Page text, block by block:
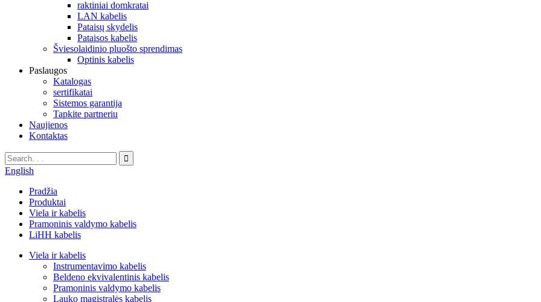
raktiniai domkratai
LAN kabelis
Pataisų skydelis
Pataisos kabelis
Šviesolaidinio pluošto sprendimas
Optinis kabelis
Paslaugos
Katalogas
sertifikatai
Sistemos garantija
Tapkite partneriu
Naujienos
Kontaktas
English
Pradžia
Produktai
Viela ir kabelis
Pramoninis valdymo kabelis
LiHH kabelis
Viela ir kabelis
Instrumentavimo kabelis
Beldeno ekvivalentinis kabelis
Pramoninis valdymo kabelis
Lauko magistralės kabelis